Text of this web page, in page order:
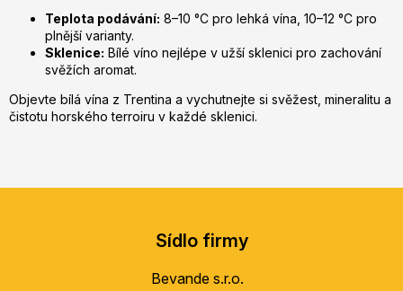
Teplota podávání: 8–10 °C pro lehká vína, 10–12 °C pro
plnější varianty.
Sklenice: Bílé víno nejlépe v užší sklenici pro zachování
svěžích aromat.
Objevte bílá vína z Trentina a vychutnejte si svěžest, mineralitu a
čistotu horského terroiru v každé sklenici.
Sídlo firmy
Bevande s.r.o.